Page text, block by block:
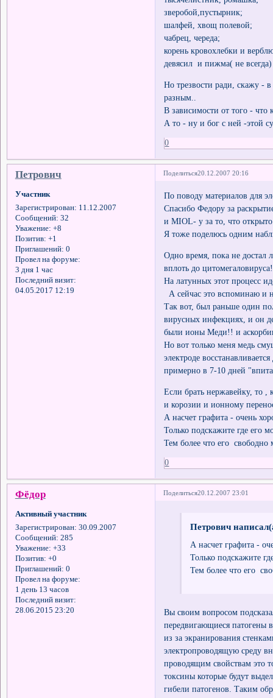
зверобой,пустырник;
шалфей, хвощ полевой;
чабрец, череда;
корень кровохлебки и
девясил и пижма( не всегда)
Но трезвости ради, скажу -
разным..
В зависимости от того - что
А то - ну и бог с ней -этой
0
Поделиться20.12.2007 20:16
Петрович
Участник
Зарегистрирован: 11.12.2007
Сообщений: 32
Уважение: +8
Позитив: +1
Приглашений: 0
Провел на форуме:
3 дня 1 час
Последний визит:
04.05.2017 12:19
По поводу материалов для
Спасибо Федору за
и MIOL- у за то, что
Я тоже поделюсь одним
Одно время, пока не достал
вплоть до
На латунных этот процесс
А сейчас это вспоминаю и
Так вот, был раньше один
вирусных инфекциях, и он
были ионы Меди!! и
Но вот только меня медь
электроде
примерно в 7-10 дней
Если брать нержавейку, то ,
и корозии и ионному
А насчет графита - очень
Только подскажите где его
Тем более что его
0
Поделиться20.12.2007 23:01
Фёдор
Активный участник
Зарегистрирован: 30.09.2007
Сообщений: 285
Уважение: +33
Позитив: +0
Приглашений: 0
Провел на форуме:
1 день 13 часов
Последний визит:
28.06.2015 23:20
Петрович
А насчет графита -
Только подскажите
Тем более что его
Вы своим вопросом
передвигающиеся патогены
из за экранирования
электропроводящую среду
проводящим свойствам это
токсины которые будут
гибели патогенов. Таким